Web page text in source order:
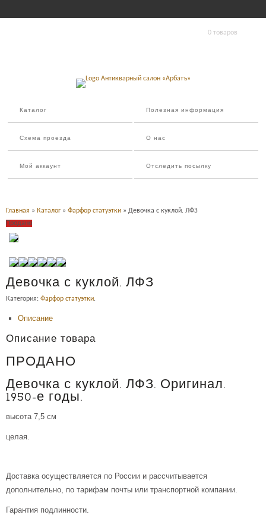
0 товаров
Каталог Полезная информация
Схема проезда О нас
Мой аккаунт Отследить посылку
Главная » Каталог » Фарфор статуэтки » Девочка с куклой. ЛФЗ
Продано
Девочка с куклой. ЛФЗ
Категория: Фарфор статуэтки.
Описание
Описание товара
ПРОДАНО
Девочка с куклой. ЛФЗ. Оригинал.
1950-е годы.
высота 7,5 см
целая.
Доставка осуществляется по России и рассчитывается
дополнительно, по тарифам почты или транспортной компании.
Гарантия подлинности.